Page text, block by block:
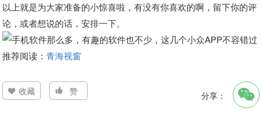
以上就是为大家准备的小惊喜啦，有没有你喜欢的啊，留下你的评
论，或者想说的话，安排一下。
推荐阅读：青海视窗
收藏 赞 分享：